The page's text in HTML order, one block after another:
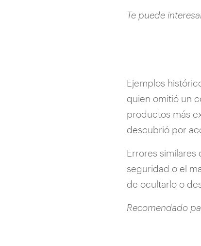
Te puede
Ejemplos
quien omitió un
productos más
descubrió por
Errores similares
seguridad o el
de ocultarlo o
Recomendado